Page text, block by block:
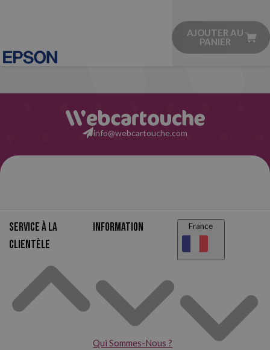
AJOUTER AU
PANIER
info@webcartouche.com
Service à la
clientèle
Information
Qui Sommes-Nous ?
France